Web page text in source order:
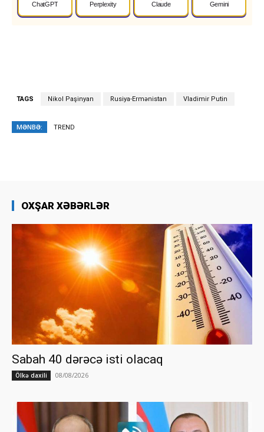
ChatGPT Perplexity Claude Gemini
TAGS Nikol Paşinyan Rusiya-Ermənistan Vladimir Putin
MƏNBƏ: TREND
OXŞAR XƏBƏRLƏR
Sabah 40 dərəcə isti olacaq
Ölkə daxili 08/08/2026